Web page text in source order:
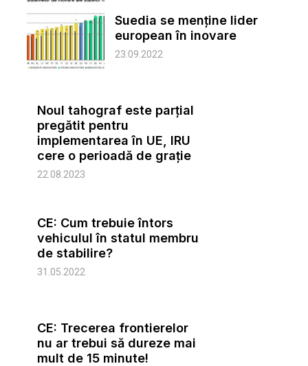
Suedia se menține lider
european în inovare
23.09.2022
Noul tahograf este parțial
pregătit pentru
implementarea în UE, IRU
cere o perioadă de grație
22.08.2023
CE: Cum trebuie întors
vehiculul în statul membru
de stabilire?
31.05.2022
CE: Trecerea frontierelor
nu ar trebui să dureze mai
mult de 15 minute!